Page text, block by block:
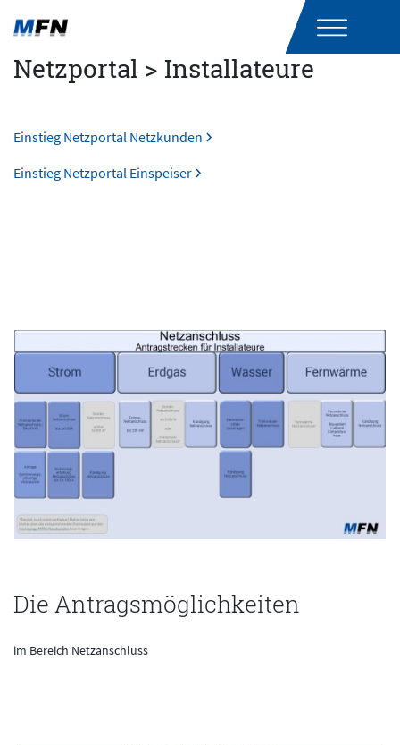
Netzportal > Installateure
Einstieg Netzportal Netzkunden
Einstieg Netzportal Einspeiser
Die Antragsmöglichkeiten
im Bereich Netzanschluss